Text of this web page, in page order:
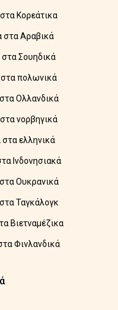
Κορεάτικα
στα Αραβικά
στα Σουηδικά
στα πολωνικά
Ολλανδικά
νορβηγικά
στα ελληνικά
Ινδονησιακά
Ουκρανικά
Ταγκάλογκ
Βιετναμέζικα
Φινλανδικά